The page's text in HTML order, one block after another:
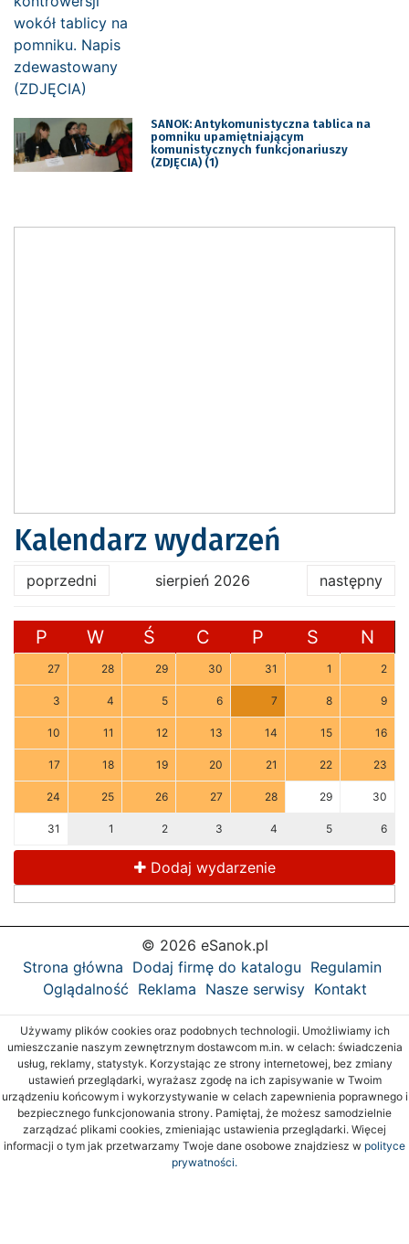
SANOK: Antykomunistyczna tablica na
pomniku upamiętniającym
komunistycznych funkcjonariuszy
(ZDJĘCIA) (1)
Kalendarz wydarzeń
poprzedni sierpień 2026 następny
P W Ś C P S N
27 28 29 30 31 1 2
3 4 5 6 7 8 9
10 11 12 13 14 15 16
17 18 19 20 21 22 23
24 25 26 27 28 29 30
31 1 2 3 4 5 6
Dodaj wydarzenie
© 2026 eSanok.pl
Strona główna Dodaj firmę do katalogu Regulamin
Oglądalność Reklama Nasze serwisy Kontakt
Używamy plików cookies oraz podobnych technologii. Umożliwiamy ich
umieszczanie naszym zewnętrznym dostawcom m.in. w celach: świadczenia
usług, reklamy, statystyk. Korzystając ze strony internetowej, bez zmiany
ustawień przeglądarki, wyrażasz zgodę na ich zapisywanie w Twoim
urządzeniu końcowym i wykorzystywanie w celach zapewnienia poprawnego i
bezpiecznego funkcjonowania strony. Pamiętaj, że możesz samodzielnie
zarządzać plikami cookies, zmieniając ustawienia przeglądarki. Więcej
informacji o tym jak przetwarzamy Twoje dane osobowe znajdziesz w polityce
prywatności.